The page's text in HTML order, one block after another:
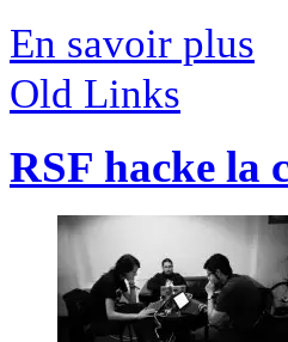
En savoir plus
Old Links
RSF hacke la